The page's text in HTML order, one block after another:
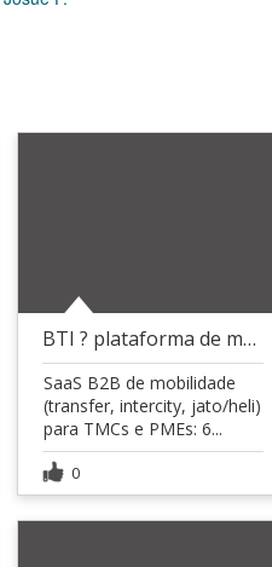
BTI ? plataforma de mobilidade executiva
SaaS B2B de mobilidade
(transfer, intercity, jato/heli)
para TMCs e PMEs: 6...
0